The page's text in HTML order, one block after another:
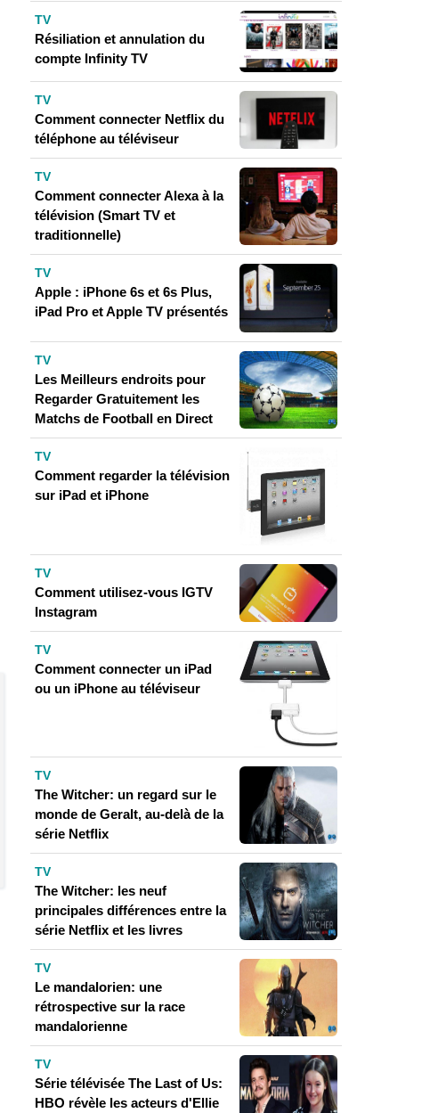
TV
Résiliation et annulation du
compte Infinity TV
TV
Comment connecter Netflix du
téléphone au téléviseur
TV
Comment connecter Alexa à la
télévision (Smart TV et
traditionnelle)
TV
Apple : iPhone 6s et 6s Plus,
iPad Pro et Apple TV présentés
TV
Les Meilleurs endroits pour
Regarder Gratuitement les
Matchs de Football en Direct
TV
Comment regarder la télévision
sur iPad et iPhone
TV
Comment utilisez-vous IGTV
Instagram
TV
Comment connecter un iPad
ou un iPhone au téléviseur
TV
The Witcher: un regard sur le
monde de Geralt, au-delà de la
série Netflix
TV
The Witcher: les neuf
principales différences entre la
série Netflix et les livres
TV
Le mandalorien: une
rétrospective sur la race
mandalorienne
TV
Série télévisée The Last of Us:
HBO révèle les acteurs d'Ellie